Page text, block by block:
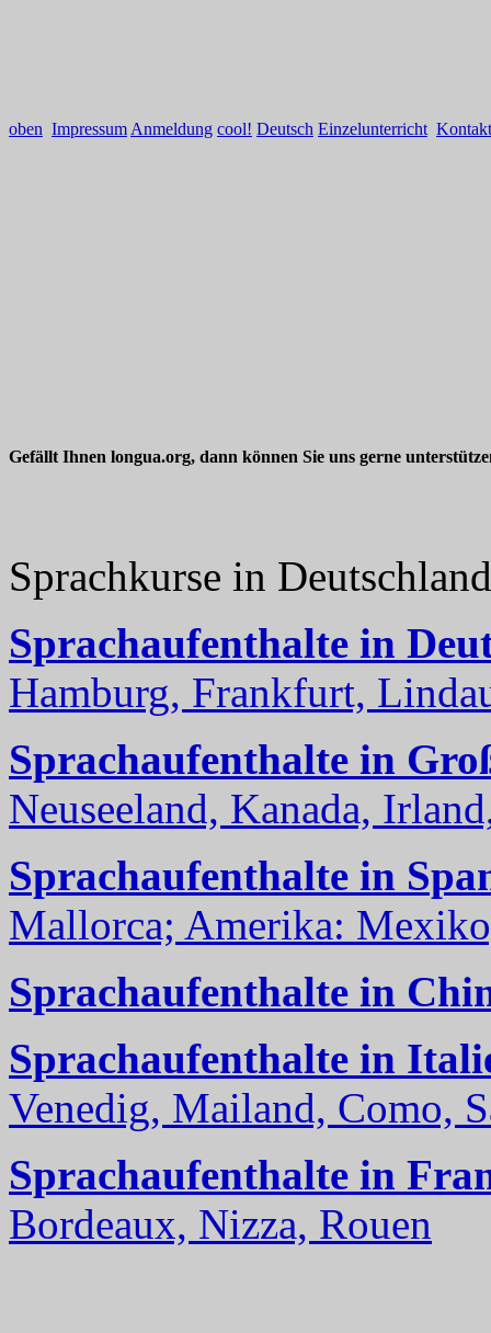
oben Impressum Anmeldung cool! Deutsch Einzelunterricht Kontakt
Gefällt Ihnen longua.org, dann können Sie uns gerne
Sprachkurse in
Sprachaufenthalte in
Hamburg, Frankfurt,
Sprachaufenthalte in
Neuseeland, Kanada,
Sprachaufenthalte in
Mallorca; Amerika:
Sprachaufenthalte in
Sprachaufenthalte in
Venedig, Mailand, Como,
Sprachaufenthalte in
Bordeaux, Nizza, Rouen